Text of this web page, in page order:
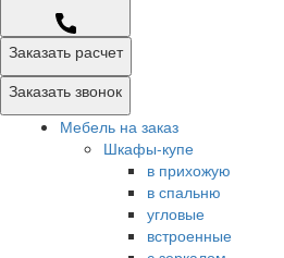
Заказать расчет
Заказать звонок
Мебель на заказ
Шкафы-купе
в прихожую
в спальню
угловые
встроенные